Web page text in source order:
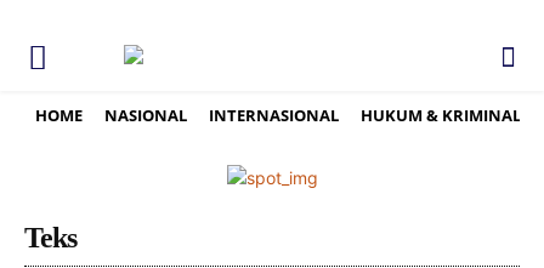
HOME NASIONAL INTERNASIONAL HUKUM & KRIMINAL
Teks